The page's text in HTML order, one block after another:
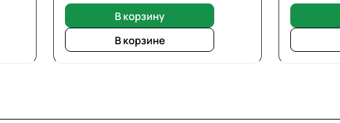
В корзину
В корзине